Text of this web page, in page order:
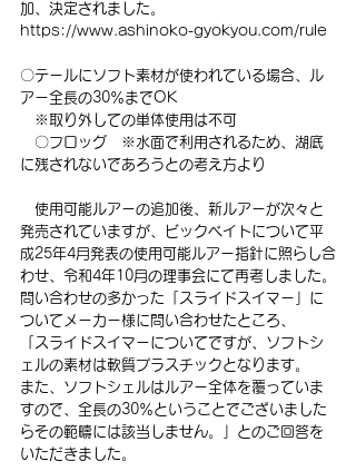
加、決定されました。
https://www.ashinoko-gyokyou.com/rule
〇テールにソフト素材が使われている場合、ル
アー全長の30％までOK
※取り外しての単体使用は不可
〇フロッグ　※水面で利用されるため、湖底
に残されないであろうとの考え方より
使用可能ルアーの追加後、新ルアーが次々と
発売されていますが、ビックベイトについて平
成25年4月発表の使用可能ルアー指針に照らし合
わせ、令和4年10月の理事会にて再考しました。
問い合わせの多かった「スライドスイマー」に
ついてメーカー様に問い合わせたところ、
「スライドスイマーについてですが、ソフトシ
ェルの素材は軟質プラスチックとなります。
また、ソフトシェルはルアー全体を覆っていま
すので、全長の30％ということでございました
らその範疇には該当しません。」とのご回答を
いただきました。